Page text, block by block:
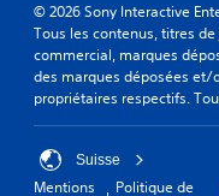
© 2026 Sony Interactive
Tous les contenus, titres
commercial, marques
des marques déposées et/
propriétaires respectifs.
Suisse
Mentions Politique de